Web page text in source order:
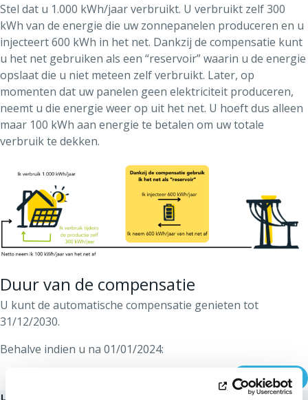
Stel dat u 1.000 kWh/jaar verbruikt. U verbruikt zelf 300
kWh van de energie die uw zonnepanelen produceren en u
injecteert 600 kWh in het net. Dankzij de compensatie kunt
u het net gebruiken als een “reservoir” waarin u de energie
opslaat die u niet meteen zelf verbruikt. Later, op
momenten dat uw panelen geen elektriciteit produceren,
neemt u die energie weer op uit het net. U hoeft dus alleen
maar 100 kWh aan energie te betalen om uw totale
verbruik te dekken.
Duur van de compensatie
U kunt de automatische compensatie genieten tot
31/12/2030.
Behalve indien u na 01/01/2024:
: als het totaal
ontwikkelbaar nettovermogen van uw installatie
Meer zien